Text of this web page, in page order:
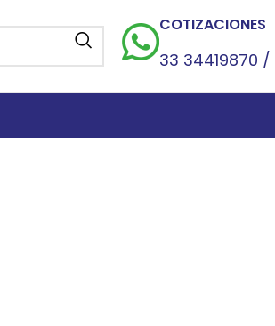
COTIZACIONES
33 34419870 /